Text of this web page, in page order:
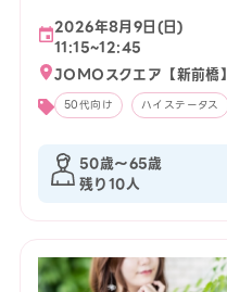
2026年8月9日(日)
11:15~12:45
JOMOスクエア【新前橋】
50代向け ハイステータス
50歳〜65歳
残り10人